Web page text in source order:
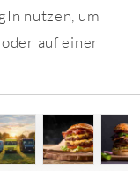
nutzen, um
auf einer